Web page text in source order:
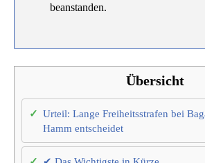
beanstanden.
Übersicht
Urteil: Lange Freiheitsstrafen bei
Hamm entscheidet